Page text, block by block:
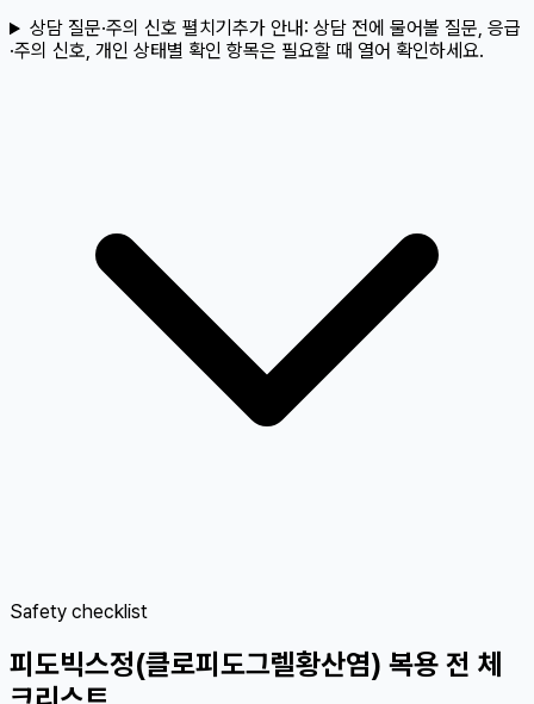
상담 질문·주의 신호 펼치기 추가 안내: 상담 전에 물어볼 질문, 응급
·주의 신호, 개인 상태별 확인 항목은 필요할 때 열어 확인하세요.
Safety checklist
피도빅스정(클로피도그렐황산염) 복용 전 체